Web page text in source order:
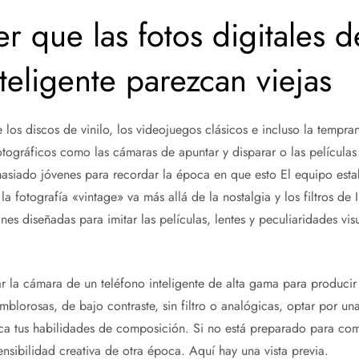
que las fotos digitales
parezcan viejas
discos de vinilo, los videojuegos clásicos e incluso la
como las cámaras de apuntar y disparar o las
jóvenes para recordar la época en que esto El equipo
fotografía «vintage» va más allá de la nostalgia y los filtros de
diseñadas para imitar las películas, lentes y peculiaridades
la cámara de un teléfono inteligente de alta gama para
de bajo contraste, sin filtro o analógicas, optar por
tus habilidades de composición. Si no está preparado para
creativa de otra época. Aquí hay una vista previa.